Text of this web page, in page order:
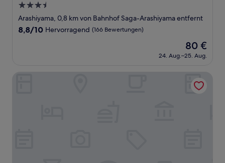
3.5-
Sterne-
Unterkunft
Arashiyama, 0,8 km von Bahnhof Saga-Arashiyama entfernt
8.8
Bewertungen)
8,8/10 Hervorragend (166 Bewertungen)
Der
Preis
beträgt
80 €
24. Aug.–25. Aug.